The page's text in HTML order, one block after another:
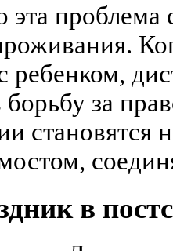
проблема
борьбу за
становятся
в